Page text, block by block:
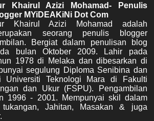
Khairul Azizi Mohamad- Penulis
MYiDEAKiNi Dot Com
Khairul Azizi Mohamad adalah
seorang penulis blogger
Bergiat dalam penulisan blog
bulan Oktober 2009. Lahir pada
1978 di Melaka dan dibesarkan di
segulung Diploma Senibina dan
Universiti Teknologi Mara di Fakulti
dan Ukur (FSPU). Pengambilan
1996 - 2001. Mempunyai skil dalam
tukangan, Jahitan, Masakan & juga